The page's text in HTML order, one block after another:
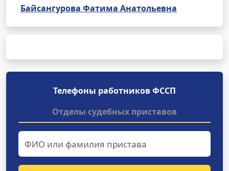
Байсангурова Фатима Анатольевна
Телефоны работников ФССП
Отделы судебных приставов